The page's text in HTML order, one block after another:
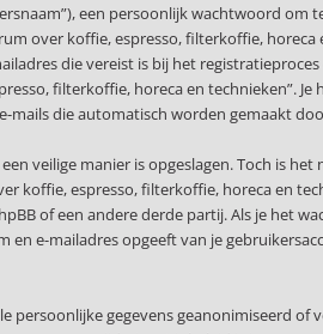
een persoonlijk wachtwoord
over koffie, espresso, filterkoffie,
die vereist is bij het
filterkoffie, horeca en technieken”.
die automatisch worden gemaakt
veilige manier is opgeslagen. Toch is
koffie, espresso, filterkoffie, horeca en
of een andere derde partij. Als je het
e-mailadres opgeeft van je
gegevens geanonimiseerd